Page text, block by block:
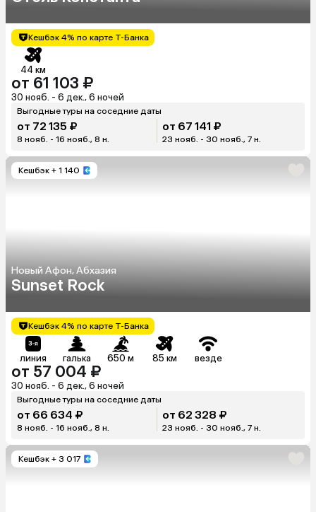
Кешбэк 4% по карте Т-Банка
44 км
от 61 103 ₽
30 нояб. - 6 дек., 6 ночей
Выгодные туры на соседние даты
от 72 135 ₽
8 нояб. - 16 нояб., 8 н.
от 67 141 ₽
23 нояб. - 30 нояб., 7 н.
Кешбэк + 1 140
Новый Афон, Абхазия
Sunset Rock
Кешбэк 4% по карте Т-Банка
линия галька 650 м 85 км везде
от 57 004 ₽
30 нояб. - 6 дек., 6 ночей
Выгодные туры на соседние даты
от 66 634 ₽
8 нояб. - 16 нояб., 8 н.
от 62 328 ₽
23 нояб. - 30 нояб., 7 н.
Кешбэк + 3 017